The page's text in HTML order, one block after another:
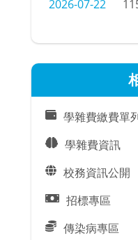
2026-07-22
學雜費繳費單
學雜費資訊
校務資訊公開
招標專區
傳染病專區